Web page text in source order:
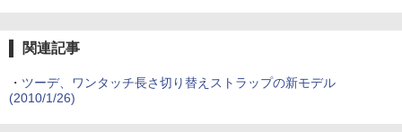
関連記事
・ ツーデ、ワンタッチ長さ切り替えストラップの新モデル
(2010/1/26)